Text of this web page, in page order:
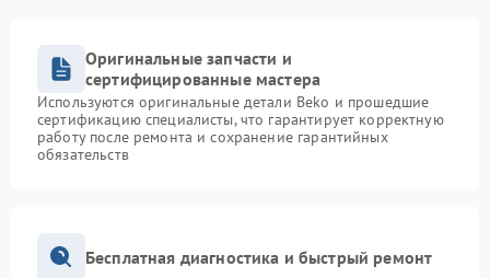
Оригинальные запчасти и
сертифицированные мастера
Используются оригинальные детали Beko и прошедшие
сертификацию специалисты, что гарантирует корректную
работу после ремонта и сохранение гарантийных
обязательств
Бесплатная диагностика и быстрый ремонт